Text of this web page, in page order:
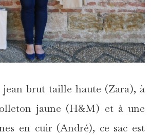
brut taille haute (Zara), à
jaune (H&M) et à une
en cuir (André), ce sac est